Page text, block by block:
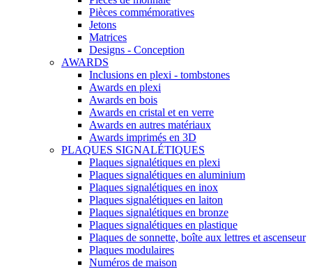
Pièces commémoratives
Jetons
Matrices
Designs - Conception
AWARDS
Inclusions en plexi - tombstones
Awards en plexi
Awards en bois
Awards en cristal et en verre
Awards en autres matériaux
Awards imprimés en 3D
PLAQUES SIGNALÉTIQUES
Plaques signalétiques en plexi
Plaques signalétiques en aluminium
Plaques signalétiques en inox
Plaques signalétiques en laiton
Plaques signalétiques en bronze
Plaques signalétiques en plastique
Plaques de sonnette, boîte aux lettres et ascenseur
Plaques modulaires
Numéros de maison